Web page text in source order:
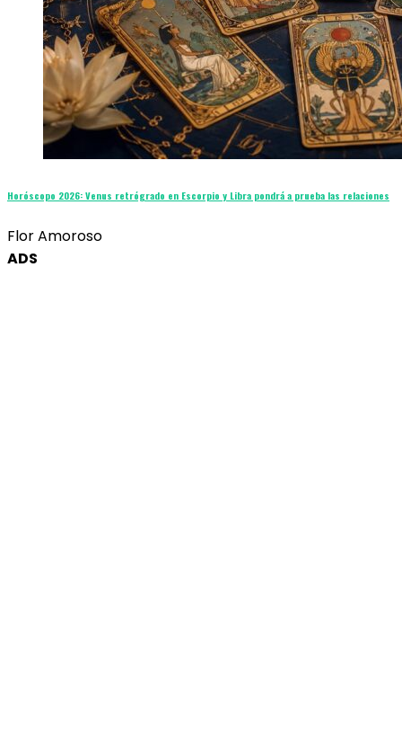
Horóscopo 2026: Venus retrógrado en Escorpio y Libra pondrá a prueba las relaciones
Flor Amoroso
ADS